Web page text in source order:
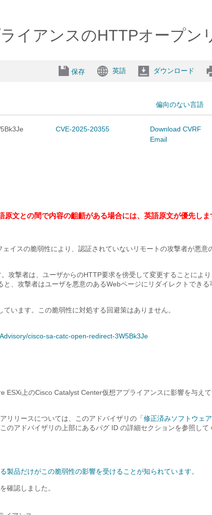
イアンスのHTTPオープン
保存 英語 ダウンロード
偏向のない言語
CVE-2025-20355
Download CVRF
Email
文との間で内容の齟齬がある場合には、英語原文が優先しま
イスの脆弱性により、認証されていないリモートの攻撃者が悪意
攻撃者は、ユーザからのHTTP要求を傍受して変更することにより
、攻撃者はユーザを悪意のあるWebページにリダイレクトできる
います。この脆弱性に対処する回避策はありません。
cisco-sa-catc-open-redirect-3W5Bk3Je
上のCisco Catalyst Center仮想アプライアンスに影響を与えて
リリースについては、このアドバイザリの「 修正済みソフトウェア
のアドバイザリの上部にあるバグ ID の詳細セクションを参照して
製品だけがこの脆弱性の影響を受けることが知られています。
確認しました。